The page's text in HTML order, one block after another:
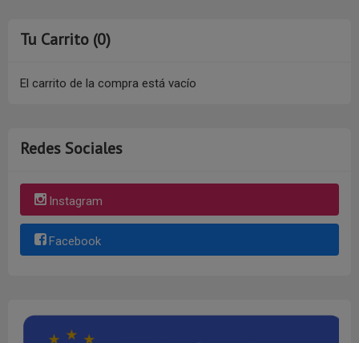
Tu Carrito (0)
El carrito de la compra está vacío
Redes Sociales
Instagram
Facebook